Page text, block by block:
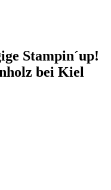
Stampin´up!
bei Kiel